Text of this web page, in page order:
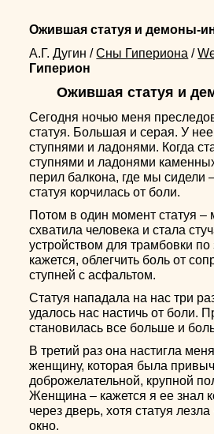
Ожившая статуя и демоны-
А.Г. Дугин / Сны Гипериона /
Гиперион
Ожившая статуя и
Сегодня ночью меня
статуя. Большая и серая. У
ступнями и ладонями. Когда
ступнями и ладонями
перил балкона, где мы сидели
статуя корчилась от боли.
Потом в один момент статуя –
схватила человека и стала
устройством для трамбовки
кажется, облегчить боль от
ступней с асфальтом.
Статуя нападала на нас три
удалось нас настичь от боли.
становилась все больше и
В третий раз она настигла
женщину, которая была
доброжелательной, крупной
Женщина – кажется я ее знал
через дверь, хотя статуя
окно.